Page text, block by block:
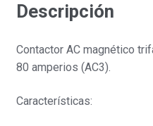
Descripción
Contactor AC magnético
80 amperios (AC3).
Características: